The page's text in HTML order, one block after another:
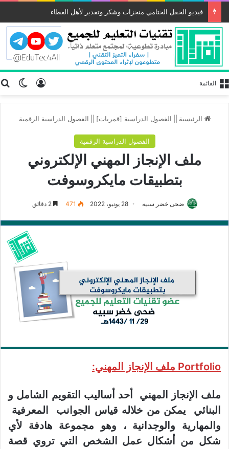
تسجيل القائمة
الرئيسية الفصول الدراسية [قمريات] الفصول الدراسية الرقمية
الفصول الدراسية الرقمية
ملف الإنجاز المهني الإلكتروني
بتطبيقات مايكروسوفت
ضحى خضر سبيه 28 يونيو، 2022 471 2 دقائق
Portfolio ملف الإنجاز المهني:
ملف الإنجاز المهني أحد أساليب التقويم الشامل و
البنائي يمكن من خلاله قياس الجوانب المعرفية
والمهارية والوجدانية ، وهو مجموعة هادفة لأي
شكل من أشكال عمل الشخص التي تروي قصة